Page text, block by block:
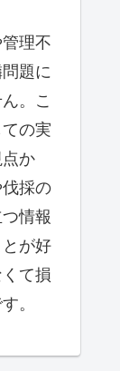
理不
題に
。こ
の実
か
採の
情報
が好
て損
。